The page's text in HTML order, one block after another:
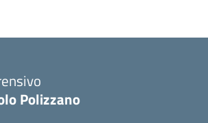
Polizzano